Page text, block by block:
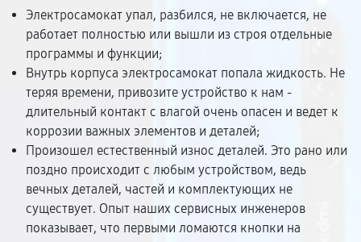
Электросамокат упал, разбился, не включается, не
работает полностью или вышли из строя отдельные
программы и функции;
Внутрь корпуса электросамокат попала жидкость. Не
теряя времени, привозите устройство к нам -
длительный контакт с влагой очень опасен и ведет к
коррозии важных элементов и деталей;
Произошел естественный износ деталей. Это рано или
поздно происходит с любым устройством, ведь
вечных деталей, частей и комплектующих не
существует. Опыт наших сервисных инженеров
показывает, что первыми ломаются кнопки на